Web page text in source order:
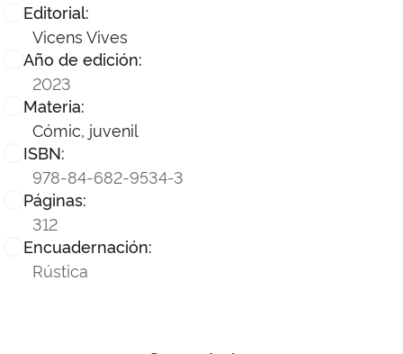
Editorial:
Vicens Vives
Año de edición:
2023
Materia:
Cómic, juvenil
ISBN:
978-84-682-9534-3
Páginas:
312
Encuadernación:
Rústica